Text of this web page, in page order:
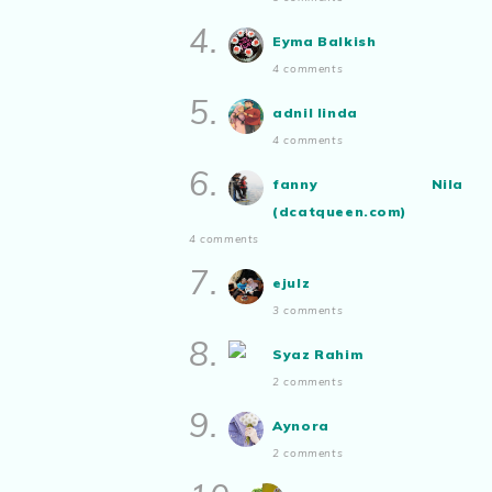
4. Eyma Balkish
4 comments
5. adnil linda
4 comments
6.
fanny Nila
(dcatqueen.com)
4 comments
7. ejulz
3 comments
8. Syaz Rahim
2 comments
9. Aynora
2 comments